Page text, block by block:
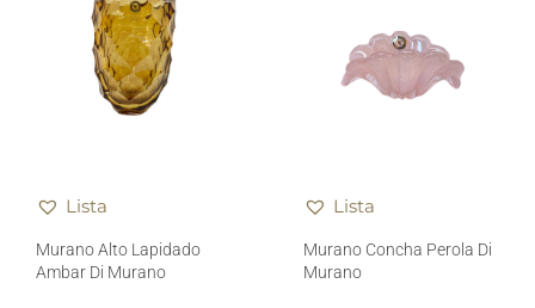
Lista
Murano Alto Lapidado
Ambar Di Murano
Lista
Murano Concha Perola Di
Murano